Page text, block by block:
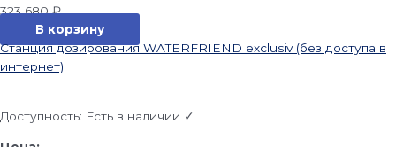
323 680₽
В корзину
Станция дозирования WATERFRIEND exclusiv (без доступа в
интернет)
Доступность: Есть в наличии ✓